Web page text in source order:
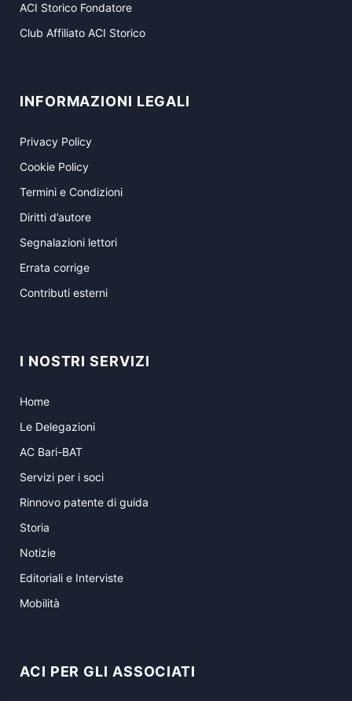
ACI Storico Fondatore
Club Affiliato ACI Storico
INFORMAZIONI LEGALI
Privacy Policy
Cookie Policy
Termini e Condizioni
Diritti d’autore
Segnalazioni lettori
Errata corrige
Contributi esterni
I NOSTRI SERVIZI
Home
Le Delegazioni
AC Bari-BAT
Servizi per i soci
Rinnovo patente di guida
Storia
Notizie
Editoriali e Interviste
Mobilità
ACI PER GLI ASSOCIATI